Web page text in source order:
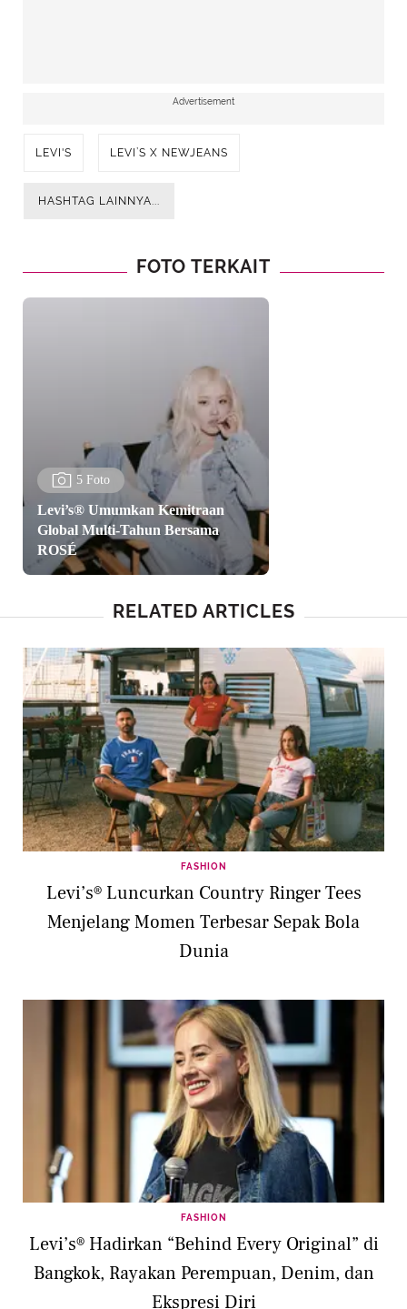
Advertisement
LEVI'S LEVI’S X NEWJEANS
HASHTAG LAINNYA...
FOTO TERKAIT
5 Foto
Levi’s® Umumkan Kemitraan
Global Multi-Tahun Bersama
ROSÉ
RELATED ARTICLES
FASHION
Levi’s® Luncurkan Country Ringer Tees
Menjelang Momen Terbesar Sepak Bola
Dunia
FASHION
Levi’s® Hadirkan “Behind Every Original” di
Bangkok, Rayakan Perempuan, Denim, dan
Ekspresi Diri